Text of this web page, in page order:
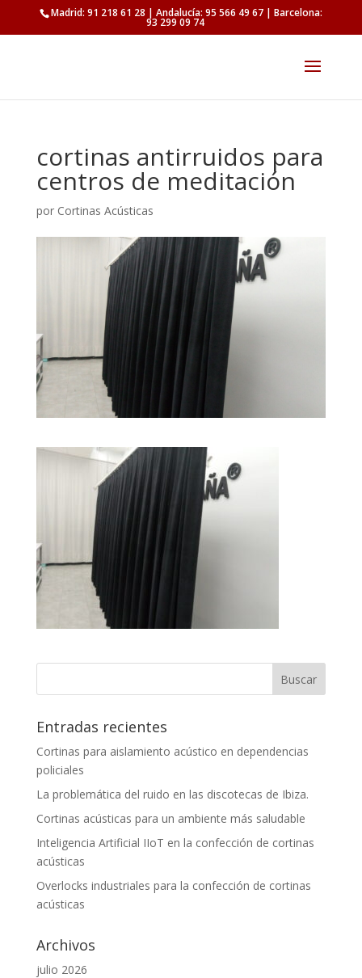
Madrid: 91 218 61 28 | Andalucía: 95 566 49 67 | Barcelona:
93 299 09 74
cortinas antirruidos para
centros de meditación
por Cortinas Acústicas
Entradas recientes
Cortinas para aislamiento acústico en dependencias
policiales
La problemática del ruido en las discotecas de Ibiza.
Cortinas acústicas para un ambiente más saludable
Inteligencia Artificial IIoT en la confección de cortinas
acústicas
Overlocks industriales para la confección de cortinas
acústicas
Archivos
julio 2026